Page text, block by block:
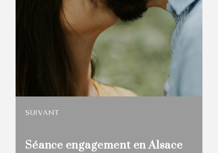
SUIVANT
Séance engagement en Alsace